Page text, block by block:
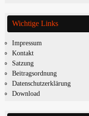
Wichtige Links
Impressum
Kontakt
Satzung
Beitragsordnung
Datenschutzerklärung
Download